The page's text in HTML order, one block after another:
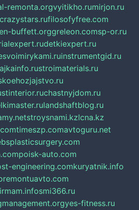
remonta.orgvyitikho.rumirjon.ru
filosofyfree.com
buffett.orggreleon.comsp-or.ru
detkiexpert.ru
instrumentgid.ru
stroimaterials.ru
chastnyjdom.ru
landshaftblog.ru
stroysnami.kzlcna.kz
timeszp.comavtoguru.net
poisk-auto.com
engineering.comkuryatnik.info
smi366.ru
yes-fitness.ru